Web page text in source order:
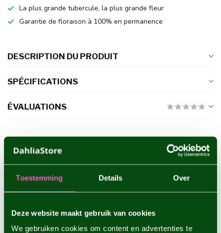
Toestemming Details Over
Deze website maakt gebruik van cookies
We gebruiken cookies om content en advertenties te
La plus grande tubercule, la plus grande fleur
Garantie de floraison à 100% en permanence
DESCRIPTION DU PRODUIT
SPÉCIFICATIONS
ÉVALUATIONS
Dahlia Boom Boom White €4,95
Dahlia Silver Years €4,95